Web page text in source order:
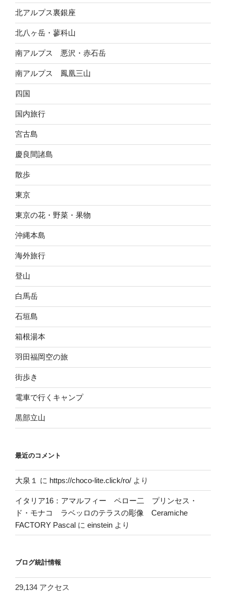
北アルプス裏銀座
北八ヶ岳・蓼科山
南アルプス 悪沢・赤石岳
南アルプス 鳳凰三山
四国
国内旅行
宮古島
慶良間諸島
散歩
東京
東京の花・野菜・果物
沖縄本島
海外旅行
登山
白馬岳
石垣島
箱根湯本
羽田福岡空の旅
街歩き
電車で行くキャンプ
黒部立山
最近のコメント
大泉１ に https://choco-lite.click/ro/ より
イタリア16：アマルフィー ペロー二 プリンセス・
ド・モナコ ラベッロのテラスの彫像 Ceramiche
FACTORY Pascal に einstein より
ブログ統計情報
29,134 アクセス